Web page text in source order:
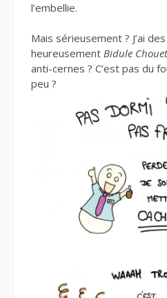
l’embellie.
Mais sérieusement ? J’ai
heureusement Bidule
anti-cernes ? C’est pas du
peu ?